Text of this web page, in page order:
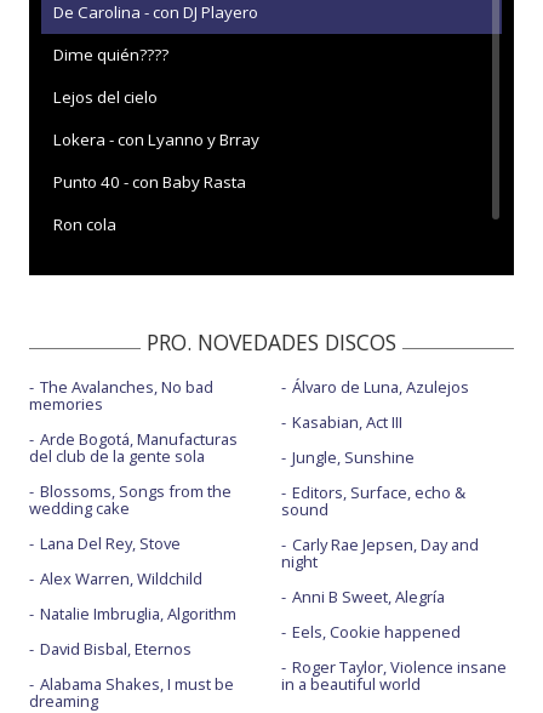
De Carolina - con DJ Playero
Dime quién????
Lejos del cielo
Lokera - con Lyanno y Brray
Punto 40 - con Baby Rasta
Ron cola
PRO. NOVEDADES DISCOS
The Avalanches, No bad
memories
Arde Bogotá, Manufacturas
del club de la gente sola
Blossoms, Songs from the
wedding cake
Lana Del Rey, Stove
Alex Warren, Wildchild
Natalie Imbruglia, Algorithm
David Bisbal, Eternos
Alabama Shakes, I must be
dreaming
Álvaro de Luna, Azulejos
Kasabian, Act III
Jungle, Sunshine
Editors, Surface, echo &
sound
Carly Rae Jepsen, Day and
night
Anni B Sweet, Alegría
Eels, Cookie happened
Roger Taylor, Violence insane
in a beautiful world